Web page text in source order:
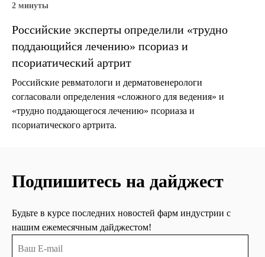
2 минуты
Российские эксперты определили «трудно
поддающийся лечению» псориаз и
псориатический артрит
Российские ревматологи и дерматовенерологи
согласовали определения «сложного для ведения» и
«трудно поддающегося лечению» псориаза и
псориатического артрита.
Подпишитесь на дайджест
Будьте в курсе последних новостей фарм индустрии с
нашим ежемесячным дайджестом!